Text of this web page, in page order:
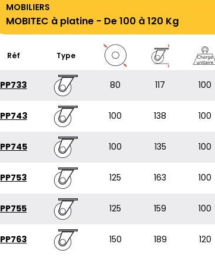
MOBILIERS
MOBITEC à platine - De 100 à 120 Kg
Réf Type
PP733 80 117 100
PP743 100 138 100
PP745 100 135 100
PP753 125 163 100
PP755 125 159 100
PP763 150 189 120